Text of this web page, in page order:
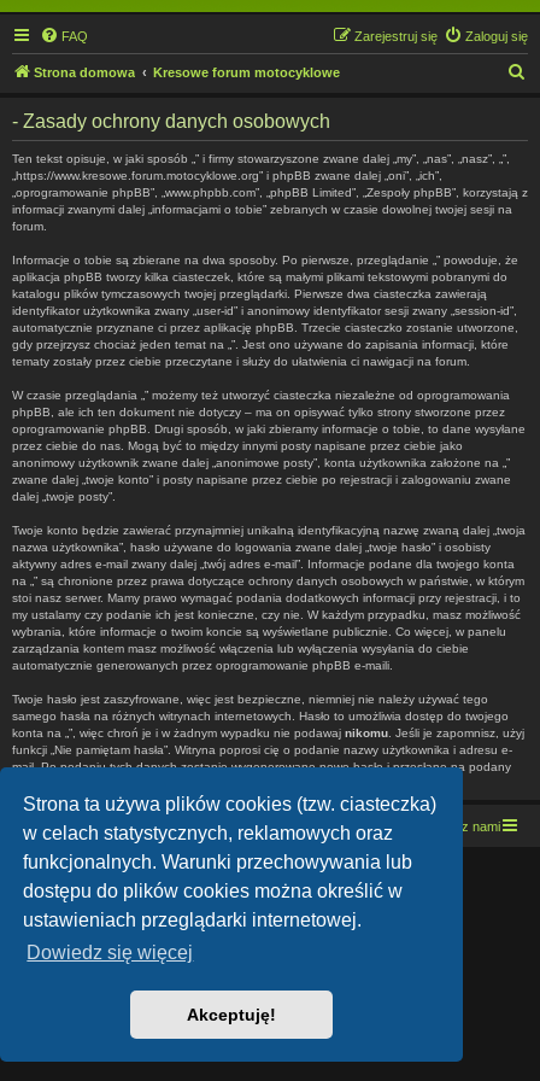
Strona ta używa plików cookies (tzw. ciasteczka)
w celach statystycznych, reklamowych oraz
funkcjonalnych. Warunki przechowywania lub
dostępu do plików cookies można określić w
ustawieniach przeglądarki internetowej.
Dowiedz się więcej
Akceptuję!
FAQ Zaloguj się
Zarejestruj się
Strona domowa Kresowe forum motocyklowe
- Zasady ochrony danych osobowych
Ten tekst opisuje, w jaki sposób „” i firmy stowarzyszone zwane dalej „my”, „nas”, „nasz”, „”,
„https://www.kresowe.forum.motocyklowe.org” i phpBB zwane dalej „oni”, „ich”,
„oprogramowanie phpBB”, „www.phpbb.com”, „phpBB Limited”, „Zespoły phpBB”, korzystają z
informacji zwanymi dalej „informacjami o tobie” zebranych w czasie dowolnej twojej sesji na
forum.
Informacje o tobie są zbierane na dwa sposoby. Po pierwsze, przeglądanie „” powoduje, że
aplikacja phpBB tworzy kilka ciasteczek, które są małymi plikami tekstowymi pobranymi do
katalogu plików tymczasowych twojej przeglądarki. Pierwsze dwa ciasteczka zawierają
identyfikator użytkownika zwany „user-id” i anonimowy identyfikator sesji zwany „session-id”,
automatycznie przyznane ci przez aplikację phpBB. Trzecie ciasteczko zostanie utworzone,
gdy przejrzysz chociaż jeden temat na „”. Jest ono używane do zapisania informacji, które
tematy zostały przez ciebie przeczytane i służy do ułatwienia ci nawigacji na forum.
W czasie przeglądania „” możemy też utworzyć ciasteczka niezależne od oprogramowania
phpBB, ale ich ten dokument nie dotyczy – ma on opisywać tylko strony stworzone przez
oprogramowanie phpBB. Drugi sposób, w jaki zbieramy informacje o tobie, to dane wysyłane
przez ciebie do nas. Mogą być to między innymi posty napisane przez ciebie jako
anonimowy użytkownik zwane dalej „anonimowe posty”, konta użytkownika założone na „”
zwane dalej „twoje konto” i posty napisane przez ciebie po rejestracji i zalogowaniu zwane
dalej „twoje posty”.
Twoje konto będzie zawierać przynajmniej unikalną identyfikacyjną nazwę zwaną dalej „twoja
nazwa użytkownika”, hasło używane do logowania zwane dalej „twoje hasło” i osobisty
aktywny adres e-mail zwany dalej „twój adres e-mail”. Informacje podane dla twojego konta
na „” są chronione przez prawa dotyczące ochrony danych osobowych w państwie, w którym
stoi nasz serwer. Mamy prawo wymagać podania dodatkowych informacji przy rejestracji, i to
my ustalamy czy podanie ich jest konieczne, czy nie. W każdym przypadku, masz możliwość
wybrania, które informacje o twoim koncie są wyświetlane publicznie. Co więcej, w panelu
zarządzania kontem masz możliwość włączenia lub wyłączenia wysyłania do ciebie
automatycznie generowanych przez oprogramowanie phpBB e-maili.
Twoje hasło jest zaszyfrowane, więc jest bezpieczne, niemniej nie należy używać tego
samego hasła na różnych witrynach internetowych. Hasło to umożliwia dostęp do twojego
konta na „”, więc chroń je i w żadnym wypadku nie podawaj nikomu . Jeśli je zapomnisz, użyj
funkcji „Nie pamiętam hasła”. Witryna poprosi cię o podanie nazwy użytkownika i adresu e-
mail. Po podaniu tych danych zostanie wygenerowane nowe hasło i przesłane na podany
Strona domowa Kresowe forum motocyklowe Kontakt z nami
Co-Author:MannixMD
Technologię dostarczaphpBB
® Forum Software © phpBB Limited
Polski pakiet językowy dostarcza
Zasady ochrony danych osobowych